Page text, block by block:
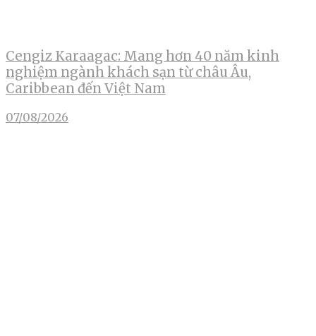
Cengiz Karaagac: Mang hơn 40 năm kinh
nghiệm ngành khách sạn từ châu Âu,
Caribbean đến Việt Nam
07/08/2026